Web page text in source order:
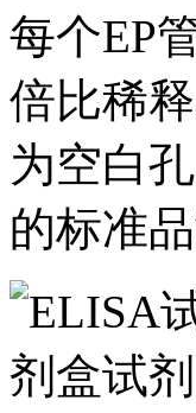
每个EP
倍比稀
为空白
的标准品